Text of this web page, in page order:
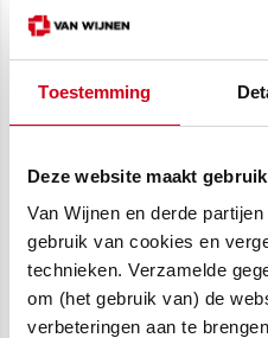
Toestemming
Deze website maakt
Van Wijnen en derde
gebruik van cookies en
technieken. Verzamelde
om (het gebruik van) de
verbeteringen aan te
Meer weten
renovatie-